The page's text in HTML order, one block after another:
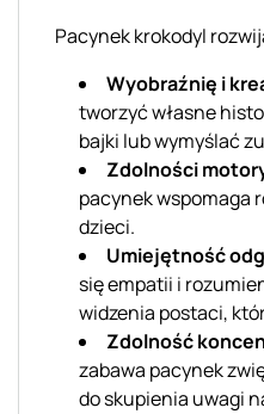
Pacynek krokodyl
Wyobraźnię i
tworzyć własne
bajki lub wymyślać
Zdolności
pacynek wspomaga
dzieci.
Umiejętność
się empatii i
widzenia postaci,
Zdolność
zabawa pacynek
do skupienia uwagi